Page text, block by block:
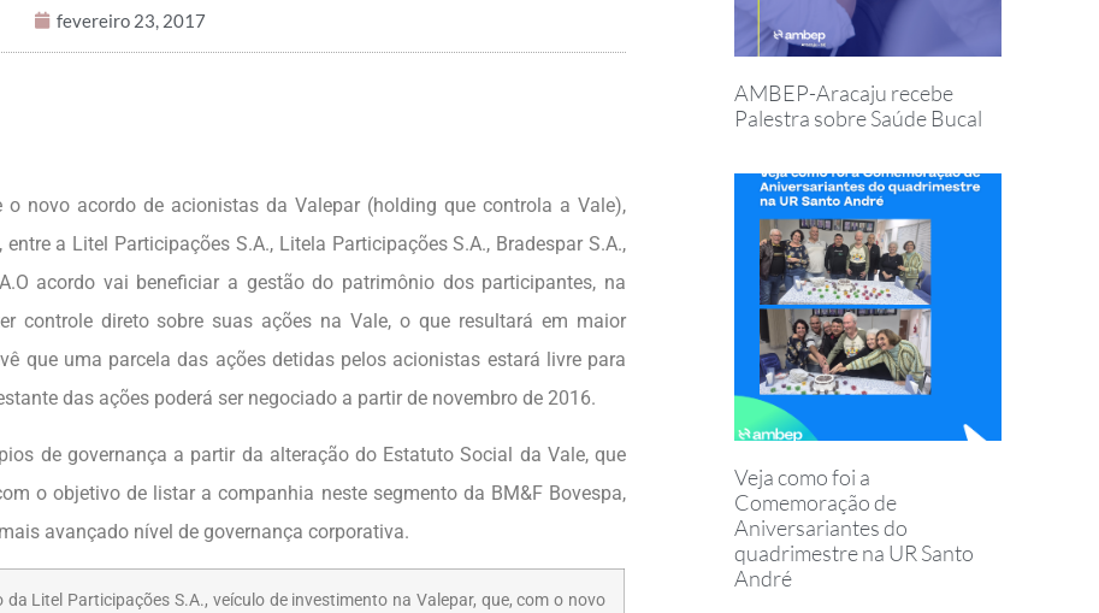
fevereiro 23, 2017
o novo acordo de acionistas da Valepar (holding que controla a Vale),
a Litel Participações S.A., Litela Participações S.A., Bradespar S.A.,
acordo vai beneficiar a gestão do patrimônio dos participantes, na
controle direto sobre suas ações na Vale, o que resultará em maior
que uma parcela das ações detidas pelos acionistas estará livre para
das ações poderá ser negociado a partir de novembro de 2016.
de governança a partir da alteração do Estatuto Social da Vale, que
o objetivo de listar a companhia neste segmento da BM&F Bovespa,
avançado nível de governança corporativa.
Litel Participações S.A., veículo de investimento na Valepar, que, com o novo
AMBEP-Aracaju recebe
Palestra sobre Saúde Bucal
Veja como foi a
Comemoração de
Aniversariantes do
quadrimestre na UR Santo
André